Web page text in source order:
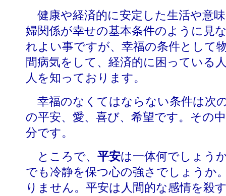
健康や経済的に安定した生活や意
婦関係が幸せの基本条件のように見
れよい事ですが、幸福の条件として
間病気をして、経済的に困っている
人を知っております。
幸福のなくてはならない条件は次
の平安、愛、喜び、希望です。その
分です。
ところで、 平安は一体何でしょう
でも冷静を保つ心の強さでしょうか
りません。平安は人間的な感情を殺